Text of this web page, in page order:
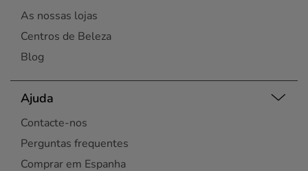
As nossas lojas
Centros de Beleza
Blog
Ajuda
Contacte-nos
Perguntas frequentes
Comprar em Espanha